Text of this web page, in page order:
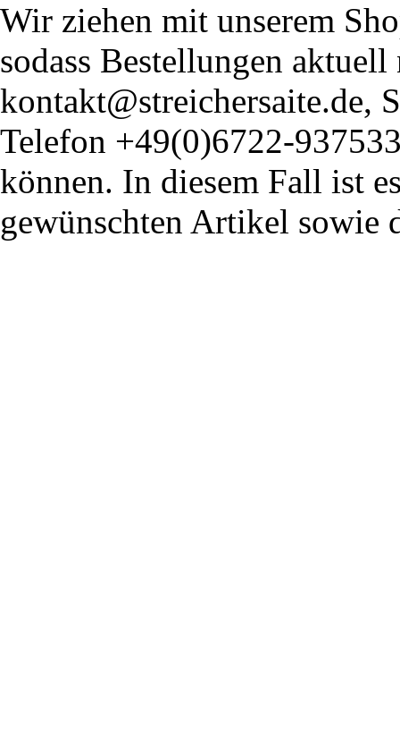
Wir ziehen mit unserem
sodass Bestellungen
kontakt@streichersaite.de,
Telefon +49(0)6722-
können. In diesem Fall ist
gewünschten Artikel sowie